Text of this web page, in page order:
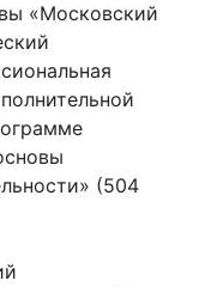
«Московский
(504